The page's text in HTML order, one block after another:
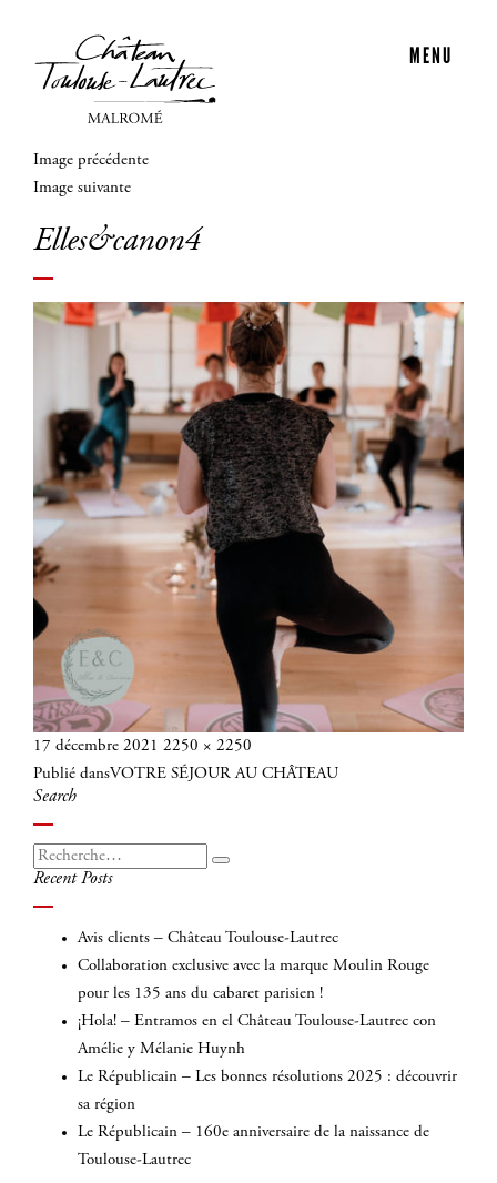
MENU
Image précédente
Image suivante
Elles&canon4
Publié
le
17 décembre 2021 Taille
réelle
2250 × 2250
Navigation
de
l’article
Publié dansVOTRE SÉJOUR AU CHÂTEAU
Search
Recherche
pour
:
Recherche
Recent Posts
Avis clients – Château Toulouse-Lautrec
Collaboration exclusive avec la marque Moulin Rouge
pour les 135 ans du cabaret parisien !
¡Hola! – Entramos en el Château Toulouse-Lautrec con
Amélie y Mélanie Huynh
Le Républicain – Les bonnes résolutions 2025 : découvrir
sa région
Le Républicain – 160e anniversaire de la naissance de
Toulouse-Lautrec